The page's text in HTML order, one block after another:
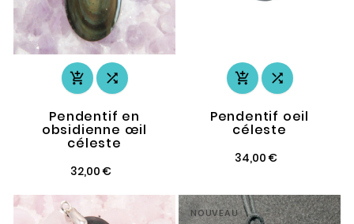
 
Pendentif en
obsidienne œil
céleste
32,00 €
 
Pendentif oeil
céleste
34,00 €
NOUVEAU